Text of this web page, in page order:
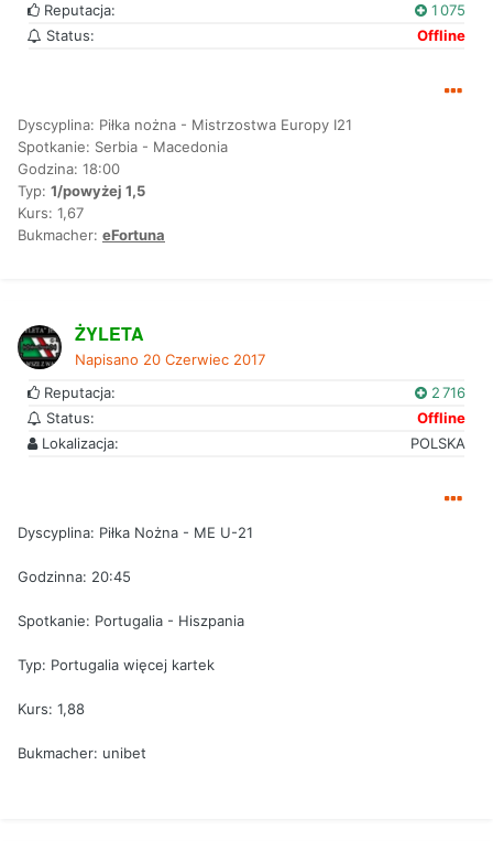
Reputacja:
1 075
Status:
Offline
Dyscyplina: Piłka nożna - Mistrzostwa Europy I21
Spotkanie: Serbia - Macedonia
Godzina: 18:00
Typ: 1/powyżej 1,5
Kurs: 1,67
Bukmacher: eFortuna
ŻYLETA
Napisano 20 Czerwiec 2017
Reputacja:
2 716
Status:
Offline
Lokalizacja:
POLSKA
Dyscyplina: Piłka Nożna - ME U-21
Godzinna: 20:45
Spotkanie: Portugalia - Hiszpania
Typ: Portugalia więcej kartek
Kurs: 1,88
Bukmacher: unibet